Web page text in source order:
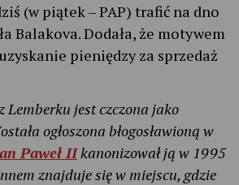
(w piątek – PAP) trafić na dno
Balakova. Dodała, że motywem
pieniędzy za sprzedaż
Lemberku jest czczona jako
ogłoszona błogosławioną w
Paweł IIkanonizował ją w 1995
znajduje się w miejscu, gdzie